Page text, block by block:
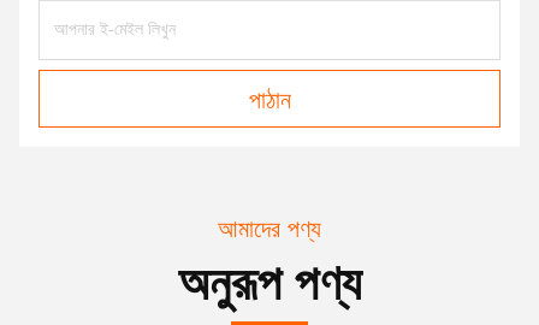
পাঠান
আমাদের পণ্য
অনুরূপ পণ্য